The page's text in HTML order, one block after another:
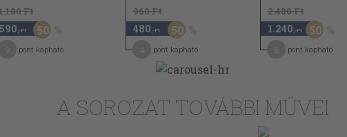
Ft
590 ,-Ft 50
pont kapható
960 Ft
480 ,-Ft 50
pont kapható
2.480 Ft
1.240 ,-Ft 50
pont kapható
A SOROZAT TOVÁBBI MŰVEI